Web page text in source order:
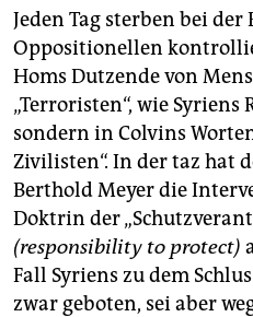
Jeden Tag sterben bei
Oppositionellen
Homs Dutzende von
„Terroristen“, wie Syriens
sondern in Colvins
Zivilisten“. In der taz hat
Berthold Meyer die
Doktrin der
(responsibility to protect)
Fall Syriens zu dem
zwar geboten, sei aber